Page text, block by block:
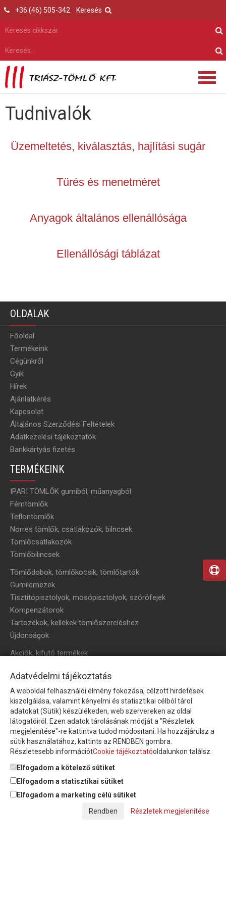
Keresés
+36 (46) 505-342
Tudnivalók
Üzemeltetés, kiválasztás, hajlítási sugár
Tűrés és menetméret
Anyagok általános ellenállósága
Ellenállósági táblázat
OLDALAK
Főoldal
Termékeink
Cégünkről
Gyik
Hírek
Ajánlatkérés
Kapcsolat
Általános Szerződési Feltételek
Adatkezelési tájékoztatók
Bankkártyás fizetés
TERMÉKEINK
IPARI TÖMLŐK gumiból, műanyagból
Fémtömlők
Teflontömlők
Norres tömlők, csatlakozók, bilncsek
Tömlőcsatlakozók
Tömlőbilincsek
Tömlődobok, tömlőkocsik, tömlőtartók
Gumilemezek
Tisztítópisztolyok, mosópisztolyok, szórófejek
Kompenzátorok
Tartozékok, kellékek tömlőszereléshez
Újdonságok
Akciók, kifutó termékek
HÍRLEVÉL
Íratkozzon fel hírlevelünkre!
Feliratkozom a hírlevélre és nyilatkozom, hogy azadatkezelési
tájékoztatót elolvastam, megismertem és elfogadom.
© Copyright Triász-Tömlő Kft. | Minden jog fenntartva!
Adatvédelmi tájékoztatás
A weboldal felhasználói élmény fokozása, célzott hirdetések
kiszolgálása, valamint kényelmi és statisztikai célból tárol
adatokat (Sütik) készülékeden, web szervereken az oldal
látogatóiról. Ezen adatok tárolásának módját a "Részletek
megjelenítése"-re kattintva tudod módosítani. Ha hozzájárulsz a
sütik használatához, kattints az RENDBEN gombra.
Részletesebb információtCookie tájékoztatóoldalunkon találsz.
Elfogadom a kötelező sütiket
Elfogadom a statisztikai sütiket
Elfogadom a marketing célú sütiket
Részletek megjelenítése